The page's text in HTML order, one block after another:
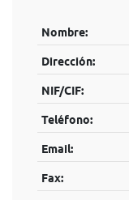
Nombre:
Dirección:
NIF/CIF:
Teléfono:
Email:
Fax: